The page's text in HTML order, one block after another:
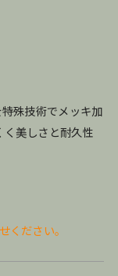
殊技術でメッキ加
美しさと耐久性
ださい。